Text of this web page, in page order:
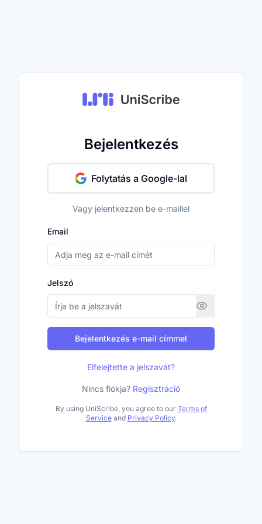
Bejelentkezés
Folytatás a Google-lal
Vagy jelentkezzen be e-maillel
Email
Jelszó
Bejelentkezés e-mail címmel
Elfelejtette a jelszavát?
Nincs fiókja? Regisztráció
By using UniScribe, you agree to our Terms of
Service and Privacy Policy.